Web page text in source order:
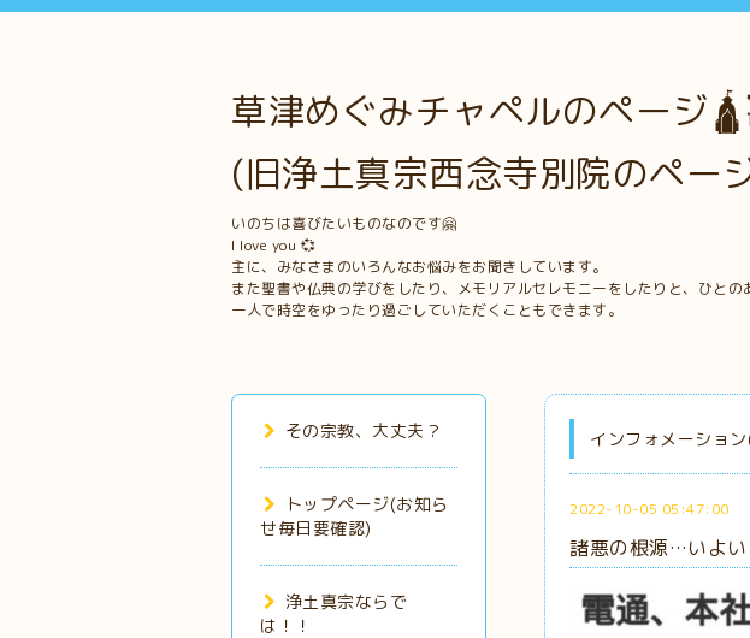
草津めぐみチャペルのページ
(旧浄土真宗西念寺別院のペー
いのちは喜びたいものなのです🤗
I love you 💞
主に、みなさまのいろんなお悩みをお聞きしています。
また聖書や仏典の学びをしたり、メモリアルセレモニーをしたりと、ひと
一人で時空をゆったり過ごしていただくこともできます。
インフォメーショ
2022-10-05 05:47:00
諸悪の根源…いよ
その宗教、大丈夫？
トップページ(お知ら
せ毎日要確認)
浄土真宗ならで
は！！